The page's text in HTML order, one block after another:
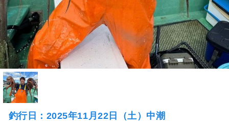
釣行日：2025年11月22日（土）中潮